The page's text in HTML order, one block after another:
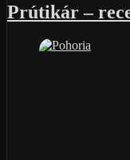
Prútikár –